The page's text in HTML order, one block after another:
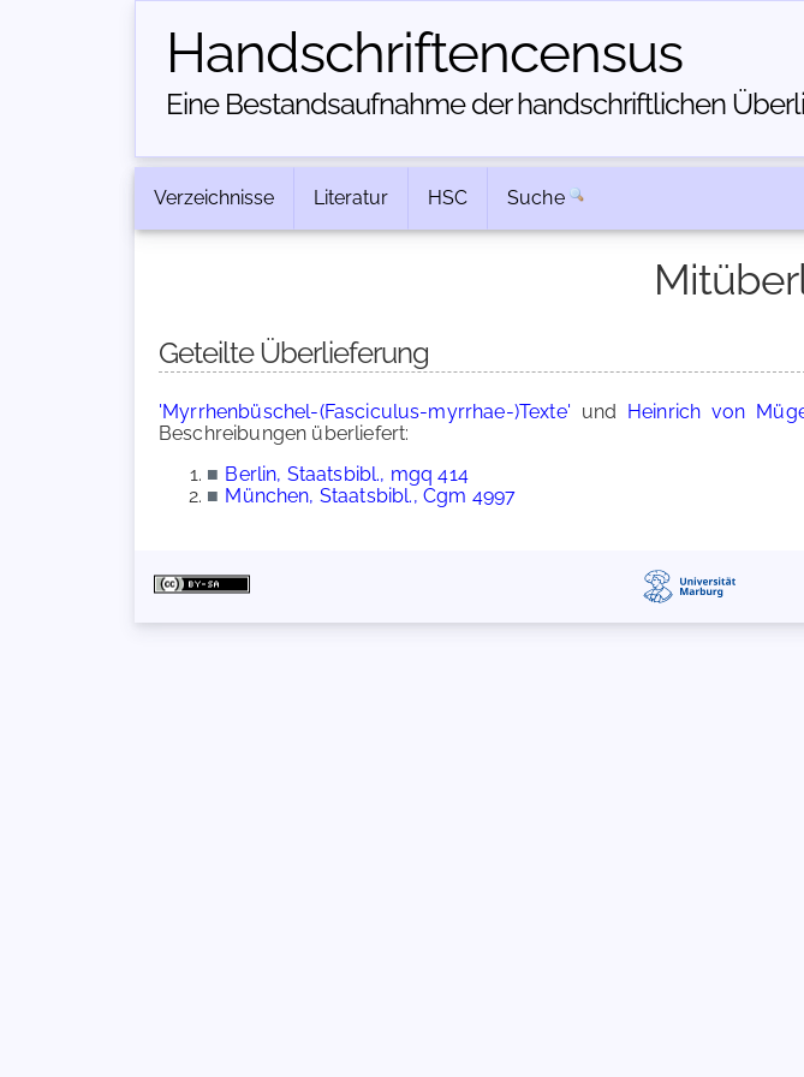
Handschriften­census
Eine Bestandsaufnahme der handschriftlichen
Verzeichnisse Literatur HSC Suche
Geteilte Überlieferung
'Myrrhenbüschel-(Fasciculus-myrrhae-)Texte' und Heinrich von
Beschreibungen überliefert:
■ Berlin, Staatsbibl., mgq 414
■ München, Staatsbibl., Cgm 4997